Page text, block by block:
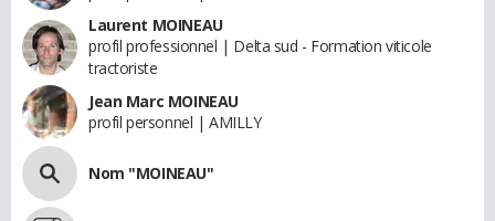
Laurent MOINEAU
profil professionnel | Delta sud - Formation viticole
tractoriste
Jean Marc MOINEAU
profil personnel | AMILLY
Nom "MOINEAU"